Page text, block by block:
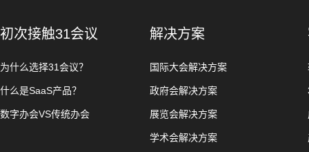
初次接触31会议
为什么选择31会议？
什么是SaaS产品？
数字办会VS传统办会
解决方案
国际大会解决方案
政府会解决方案
展览会解决方案
学术会解决方案